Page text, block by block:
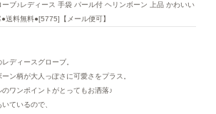
ブ♪レディース 手袋 パール付 ヘリンボーン 上品 かわいい
送料無料●[5775]【メール便可】
ディースグローブ。
ン柄が大人っぽさに可愛さをプラス。
ワンポイントがとってもお洒落♪
ているので、